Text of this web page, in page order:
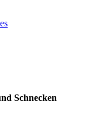
Schnecken